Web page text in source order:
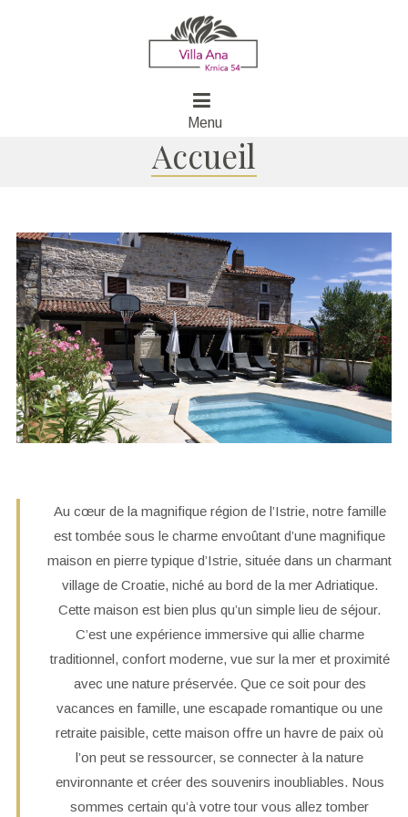
Menu
Accueil
Au cœur de la magnifique région de l’Istrie, notre famille
est tombée sous le charme envoûtant d’une magnifique
maison en pierre typique d’Istrie, située dans un charmant
village de Croatie, niché au bord de la mer Adriatique.
Cette maison est bien plus qu’un simple lieu de séjour.
C’est une expérience immersive qui allie charme
traditionnel, confort moderne, vue sur la mer et proximité
avec une nature préservée. Que ce soit pour des
vacances en famille, une escapade romantique ou une
retraite paisible, cette maison offre un havre de paix où
l’on peut se ressourcer, se connecter à la nature
environnante et créer des souvenirs inoubliables. Nous
sommes certain qu’à votre tour vous allez tomber